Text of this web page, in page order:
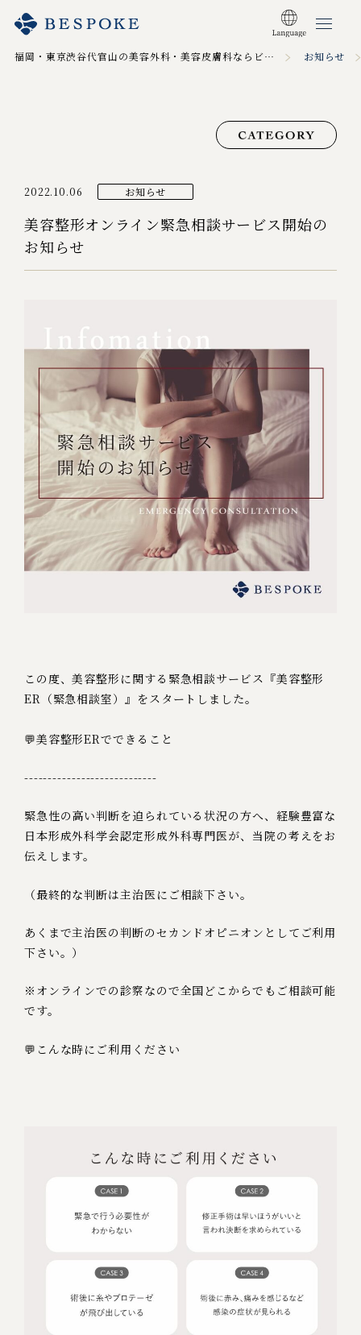
福岡・東京渋谷代官山の美容外科・美容皮膚科ならビスポーククリニック TOP お知らせ
2022.10.06 お知らせ
美容整形オンライン緊急相談サービス開始の
お知らせ
この度、美容整形に関する緊急相談サービス 『美容整形
ER（緊急相談室）』をスタートしました。
💬美容整形ERでできること
----------------------------
緊急性の高い判断を迫られている状況の方へ、 経験豊富な
日本形成外科学会認定形成外科専門医が、 当院の考えをお
伝えします。
（最終的な判断は主治医にご相談下さい。
あくまで主治医の判断のセカンドオピニオンとしてご利用
下さい。）
※オンラインでの診察なので全国どこからでもご相談可能
です。
💬こんな時にご利用ください